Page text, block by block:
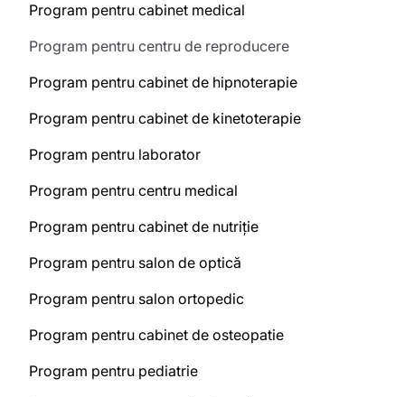
Program pentru cabinet medical
Program pentru centru de reproducere
Program pentru cabinet de hipnoterapie
Program pentru cabinet de kinetoterapie
Program pentru laborator
Program pentru centru medical
Program pentru cabinet de nutriție
Program pentru salon de optică
Program pentru salon ortopedic
Program pentru cabinet de osteopatie
Program pentru pediatrie